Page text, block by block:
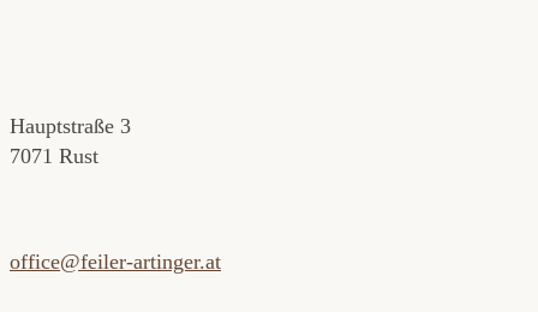
Hauptstraße 3
7071 Rust
office@feiler-artinger.at